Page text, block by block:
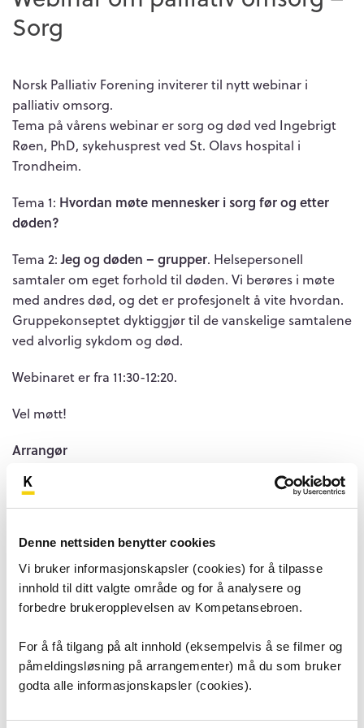
Denne nettsiden benytter cookies
Vi bruker informasjonskapsler (cookies) for å tilpasse
innhold til ditt valgte område og for å analysere og
forbedre brukeropplevelsen av Kompetansebroen.
For å få tilgang på alt innhold (eksempelvis å se filmer og
påmeldingsløsning på arrangementer) må du som bruker
godta alle informasjonskapsler (cookies).
Sorg
Norsk Palliativ Forening inviterer til nytt webinar i
palliativ omsorg.
Tema på vårens webinar er sorg og død ved Ingebrigt
Røen, PhD, sykehusprest ved St. Olavs hospital i
Trondheim.
Tema 1: Hvordan møte mennesker i sorg før og etter
døden?
Tema 2:Jeg og døden – grupper. Helsepersonell
samtaler om eget forhold til døden. Vi berøres i møte
med andres død, og det er profesjonelt å vite hvordan.
Gruppekonseptet dyktiggjør til de vanskelige samtalene
ved alvorlig sykdom og død.
Webinaret er fra 11:30-12:20.
Vel møtt!
Arrangør
Målgruppe
hjemmetjenesten, sykehjem, sykehus og andre
institusjoner og team
Mål for arrangementet
Påmeldingsfrist
17. mars 2026 kl 12.00
Pris for arrangementet